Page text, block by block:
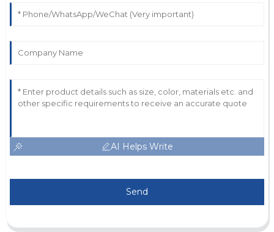
AI Helps Write
Send